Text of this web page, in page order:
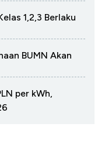
1,2,3 Berlaku
BUMN Akan
per kWh,